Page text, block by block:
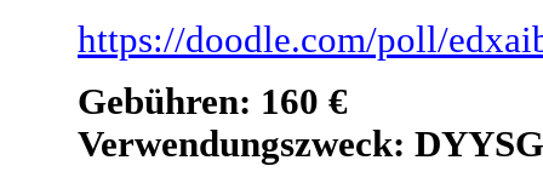
https://doodle.com/poll/
Gebühren: 160 €
Verwendungszweck: